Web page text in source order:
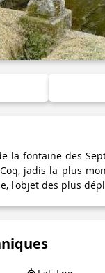
la fontaine des
jadis la plus
l'objet des plus